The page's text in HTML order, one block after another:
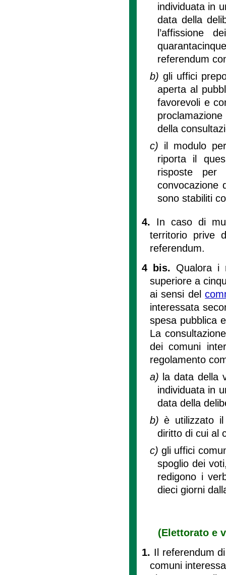
individuata in
data della
l’affissione
referendum
b) gli uffici
aperta al
favorevoli e
della
c) il modulo
riporta il
risposte
convocazione
sono stabiliti
4. In caso di
territorio prive
referendum.
4 bis. Qualora i
superiore a
ai sensi del
interessata
spesa pubblica
La
dei comuni
regolamento
a) la data della
individuata in
data della
b)è utilizzato il
diritto di cui al
c) gli uffici
spoglio dei
redigono i
dieci giorni
(Elettorato e
1. Il referendum di
comuni